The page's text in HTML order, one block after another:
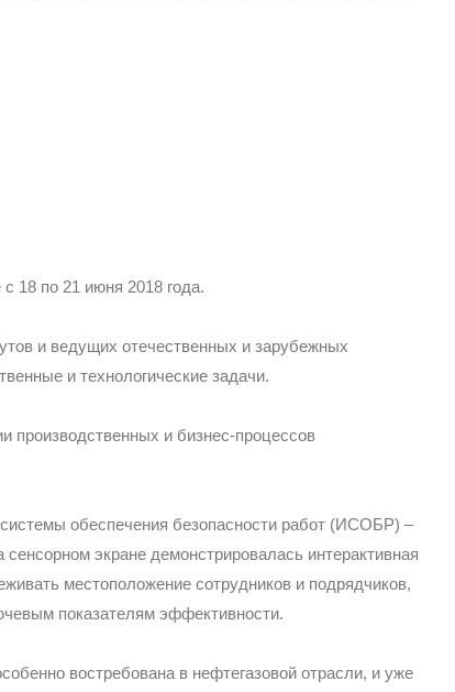
18 по 21 июня 2018 года.
и ведущих отечественных и зарубежных
и технологические задачи.
производственных и бизнес-процессов
обеспечения безопасности работ (ИСОБР) –
экране демонстрировалась интерактивная
местоположение сотрудников и подрядчиков,
показателям эффективности.
востребована в нефтегазовой отрасли, и уже